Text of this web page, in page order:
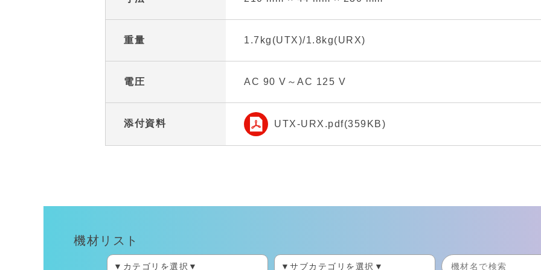
重量 1.7kg(UTX)/1.8kg(URX)
電圧 AC 90 V～AC 125 V
添付資料 UTX-URX.pdf(359KB)
機材リスト